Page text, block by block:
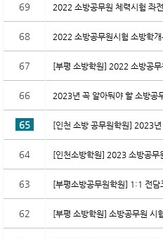
69 2022 소방공무원 체력시험 좌
68 2022 소방공무원시험 소방학
67 [부평 소방학원] 2022 소방공
66 2023년 꼭 알아둬야 할 소방공
65 [인천 소방 공무원학원] 2023
64 [인천소방학원] 2023 소방공
63 [부평소방공무원학원] 1:1 전
62 [부평 소방학원] 소방공무원